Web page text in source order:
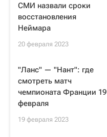
СМИ назвали сроки
восстановления
Неймара
20 февраля 2023
"Ланс" — "Нант": где
смотреть матч
чемпионата Франции 19
февраля
19 февраля 2023